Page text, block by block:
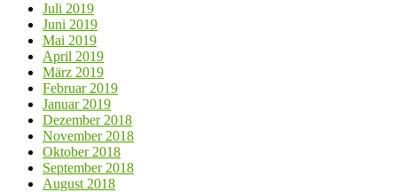
Juli 2019
Juni 2019
Mai 2019
April 2019
März 2019
Februar 2019
Januar 2019
Dezember 2018
November 2018
Oktober 2018
September 2018
August 2018